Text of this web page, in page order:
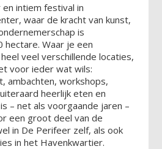
intiem festival in
waar de kracht van kunst,
is
Waar je een
veel verschillende locaties,
voor ieder wat wils:
ambachten, workshops,
heerlijk eten en
– net als voorgaande jaren –
een groot deel van de
in De Perifeer zelf, als ook
in het Havenkwartier.